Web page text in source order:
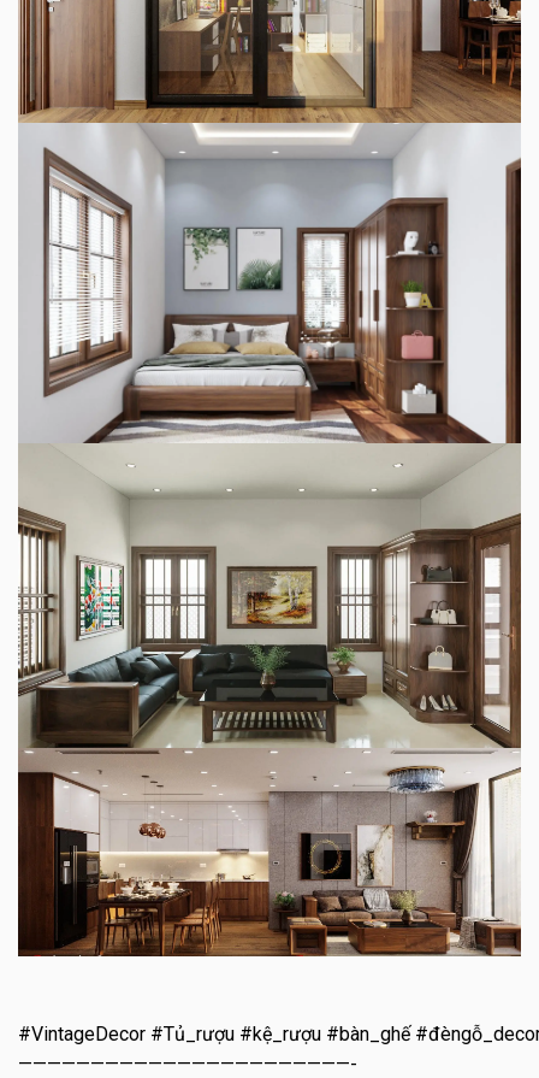
#VintageDecor #Tủ_rượu #kệ_rượu #bàn_ghế
———————————————————————-